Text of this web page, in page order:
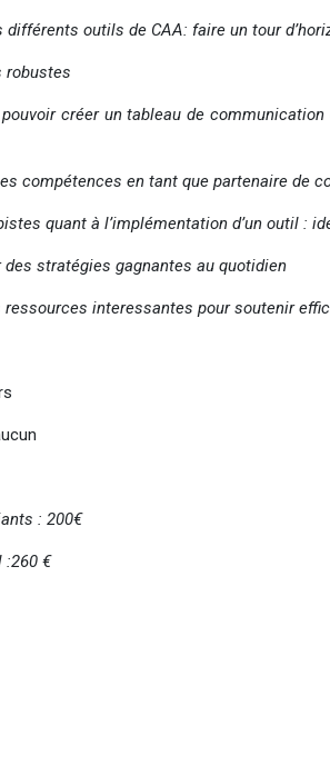
différents outils de CAA: faire un tour
robustes
créer un tableau de
compétences en tant que partenaire de
quant à l’implémentation d’un outil :
des stratégies gagnantes au quotidien
ressources interessantes pour soutenir
: 200€
:260 €